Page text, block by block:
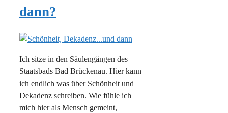
dann?
Ich sitze in den Säulengängen des
Staatsbads Bad Brückenau. Hier kann
ich endlich was über Schönheit und
Dekadenz schreiben. Wie fühle ich
mich hier als Mensch gemeint,